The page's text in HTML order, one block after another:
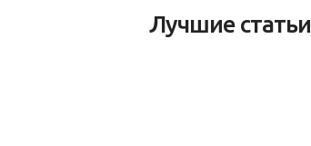
Лучшие статьи